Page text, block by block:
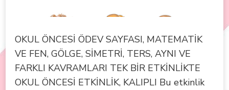
OKUL ÖNCESİ ÖDEV SAYFASI, MATEMATİK
VE FEN, GÖLGE, SİMETRİ, TERS, AYNI VE
FARKLI KAVRAMLARI TEK BİR ETKİNLİKTE
OKUL ÖNCESİ ETKİNLİK, KALIPLI Bu etkinlik